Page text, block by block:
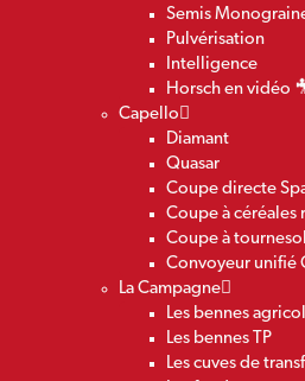
Semis
Pulvérisation
Intelligence
Horsch en vidéo
Capello
Diamant
Quasar
Coupe directe
Coupe à céréales
Coupe à
Convoyeur unifié
La Campagne
Les bennes
Les bennes TP
Les cuves de